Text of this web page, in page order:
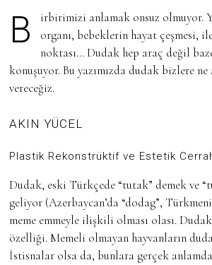
Birbirimizi anlamak onsuz olmuyor. Yüzün en seksi
organı, bebeklerin hayat çeşmesi,
noktası… Dudak hep araç değil
konuşuyor. Bu yazımızda dudak bizlere
vereceğiz.
AKIN YÜCEL
Plastik Rekonstrüktif ve Estetik
Dudak, eski Türkçede “tutak” demek ve
geliyor (Azerbaycan’da “dodag”,
meme emmeyle ilişkili olması olası.
özelliği. Memeli olmayan hayvanların
İstisnalar olsa da, bunlara gerçek